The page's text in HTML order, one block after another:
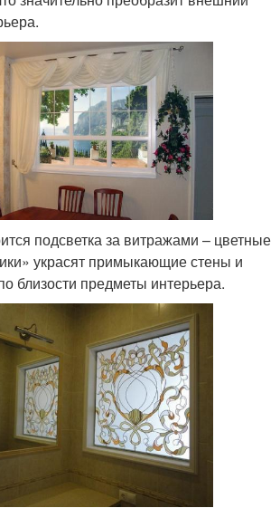
подсветка за витражами – цветные
украсят примыкающие стены и
близости предметы интерьера.